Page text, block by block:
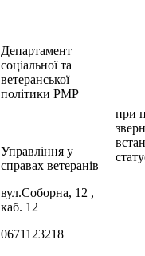
Департамент
соціальної та
ветеранської
політики РМР
при
Управління у
справах ветеранів
вул.Соборна, 12 ,
каб. 12
0671123218